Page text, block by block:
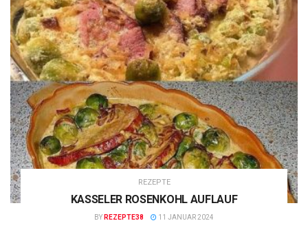
REZEPTE
KASSELER ROSENKOHL AUFLAUF
BY REZEPTE38 11 JANUAR 2024